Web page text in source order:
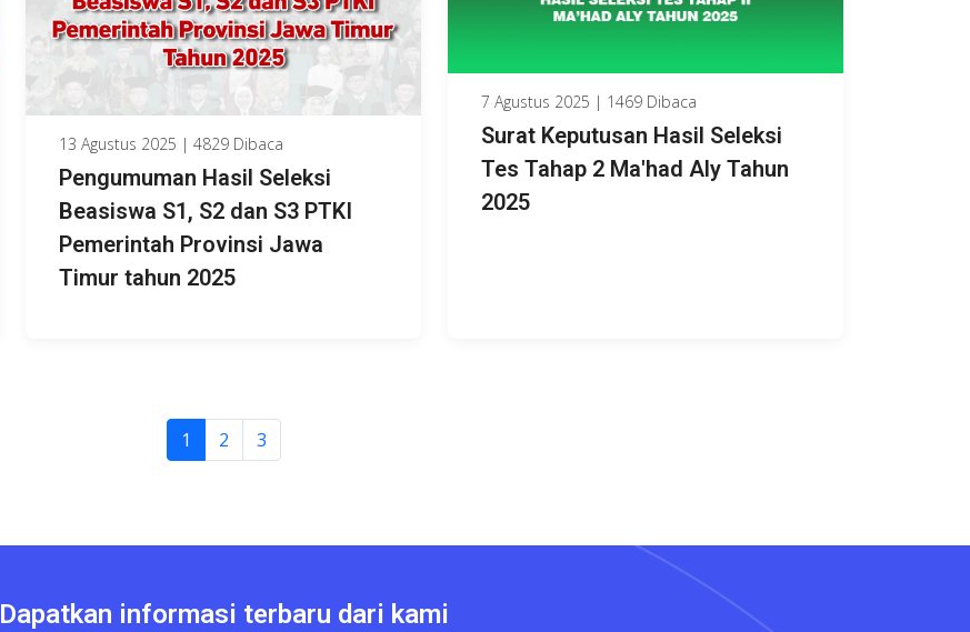
13 Agustus 2025 | 4829 Dibaca
Pengumuman Hasil Seleksi
Beasiswa S1, S2 dan S3 PTKI
Pemerintah Provinsi Jawa
Timur tahun 2025
7 Agustus 2025 | 1469 Dibaca
Surat Keputusan Hasil Seleksi
Tes Tahap 2 Ma'had Aly Tahun
2025
1 2 3
Dapatkan informasi terbaru dari kami